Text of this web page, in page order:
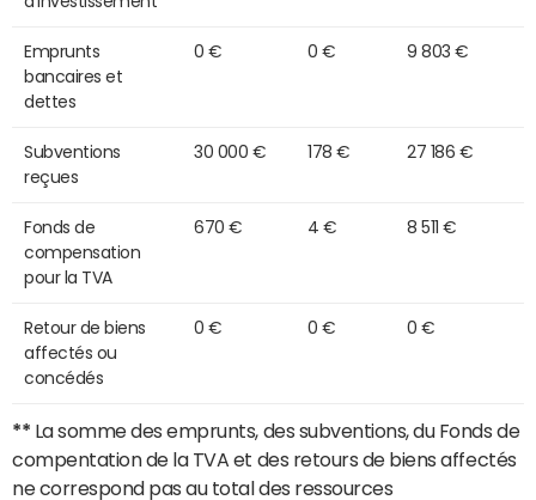
Emprunts
bancaires et
dettes
0 € 0 € 9 803 €
Subventions
reçues
30 000 € 178 € 27 186 €
Fonds de
compensation
pour la TVA
670 € 4 € 8 511 €
Retour de biens
affectés ou
concédés
0 € 0 € 0 €
** La somme des emprunts, des subventions, du Fonds de
compentation de la TVA et des retours de biens affectés
ne correspond pas au total des ressources